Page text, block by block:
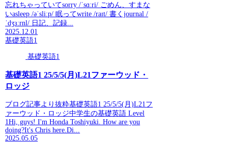
忘れちゃっていてsorry /ˈsɑːri/ ごめん、すまな
いasleep /əˈsliːp/ 眠ってwrite /raɪt/ 書くjournal /
ˈdʒɜːrnl/ 日記、記録...
2025.12.01
基礎英語1
基礎英語1
基礎英語1 25/5/5(月)L21ファーウッド・
ロッジ
ブログ記事より抜粋基礎英語1 25/5/5(月)L21フ
ァーウッド・ロッジ中学生の基礎英語 Level
1Hi, guys! I'm Honda Toshiyuki. How are you
doing?It's Chris here.Di...
2025.05.05